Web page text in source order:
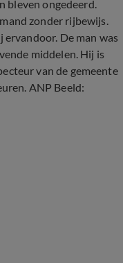
bleven ongedeerd.
zonder rijbewijs.
ervandoor. De man was
middelen. Hij is
van de gemeente
ANP Beeld: